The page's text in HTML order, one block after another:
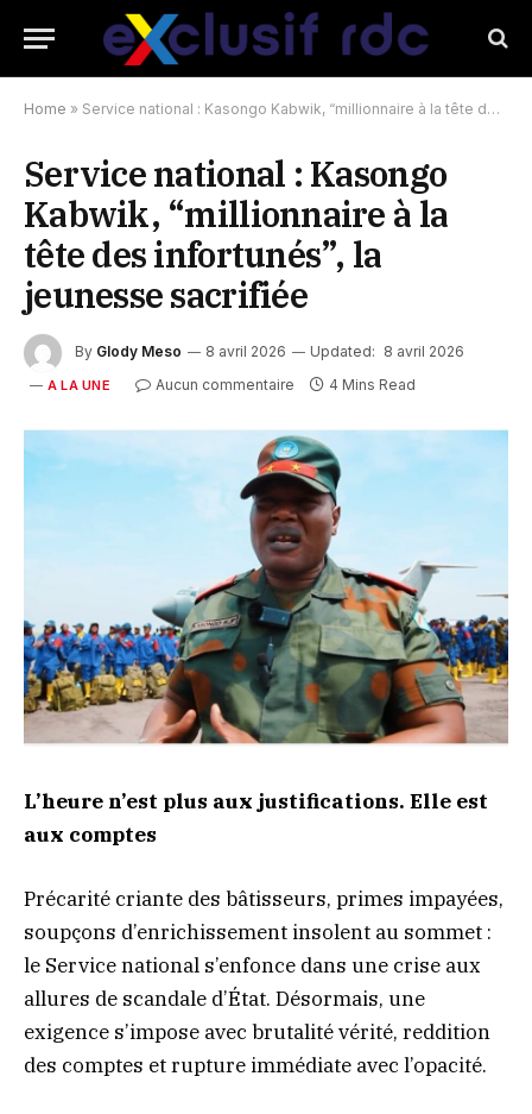
Home » Service national : Kasongo Kabwik, “millionnaire à la tête des infortunés”, la jeunesse sacrifiée
Service national : Kasongo
Kabwik, “millionnaire à la
tête des infortunés”, la
jeunesse sacrifiée
By Glody Meso 8 avril 2026 Updated: 8 avril 2026
A LA UNE Aucun commentaire 4 Mins Read
L’heure n’est plus aux justifications. Elle est
aux comptes
Précarité criante des bâtisseurs, primes impayées,
soupçons d’enrichissement insolent au sommet :
le Service national s’enfonce dans une crise aux
allures de scandale d’État. Désormais, une
exigence s’impose avec brutalité vérité, reddition
des comptes et rupture immédiate avec l’opacité.